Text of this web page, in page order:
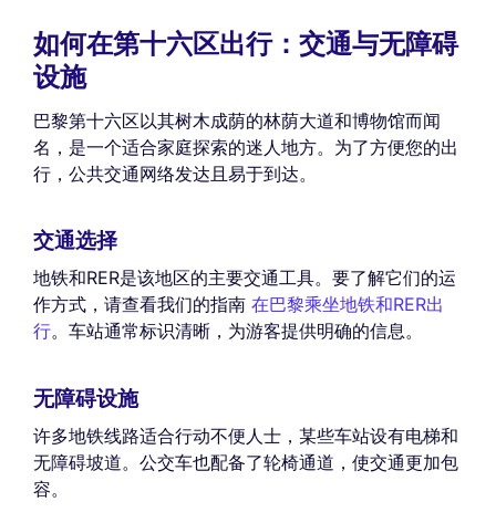
如何在第十六区出行：交通与无障碍
设施
巴黎第十六区以其树木成荫的林荫大道和博物馆而闻
名，是一个适合家庭探索的迷人地方。为了方便您的出
行，公共交通网络发达且易于到达。
交通选择
地铁和RER是该地区的主要交通工具。要了解它们的运
作方式，请查看我们的指南 在巴黎乘坐地铁和RER出
行。车站通常标识清晰，为游客提供明确的信息。
无障碍设施
许多地铁线路适合行动不便人士，某些车站设有电梯和
无障碍坡道。公交车也配备了轮椅通道，使交通更加包
容。